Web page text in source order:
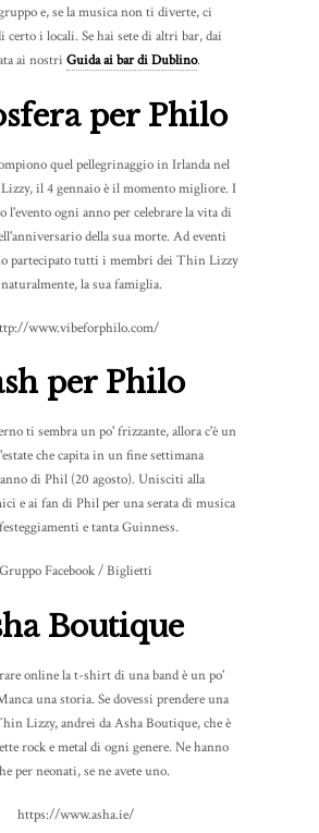
e, se la musica non ti diverte, ci
certo i locali. Se hai sete di altri bar, dai
ai nostri Guida ai bar di Dublino.
per Philo
quel pellegrinaggio in Irlanda nel
il 4 gennaio è il momento migliore. I
l'evento ogni anno per celebrare la vita di
della sua morte. Ad eventi
partecipato tutti i membri dei Thin Lizzy
la sua famiglia.
www.vibeforphilo.com/
per Philo
ti sembra un po' frizzante, allora c'è un
che capita in un fine settimana
di Phil (20 agosto). Unisciti alla
e ai fan di Phil per una serata di musica
e tanta Guinness.
Gruppo Facebook / Biglietti
Boutique
online la t-shirt di una band è un po'
una storia. Se dovessi prendere una
Lizzy, andrei da Asha Boutique, che è
rock e metal di ogni genere. Ne hanno
per neonati, se ne avete uno.
https://www.asha.ie/